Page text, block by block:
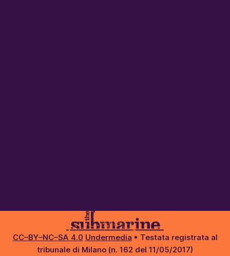
CC–BY–NC–SA 4.0 Undermedia • Testata registrata al
tribunale di Milano (n. 162 del 11/05/2017)